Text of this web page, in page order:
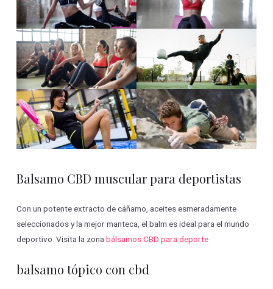
Balsamo CBD muscular para deportistas
Con un potente extracto de cáñamo, aceites esmeradamente
seleccionados y la mejor manteca, el balm es ideal para el mundo
deportivo. Visita la zonabálsamos CBD para deporte
balsamo tópico con cbd